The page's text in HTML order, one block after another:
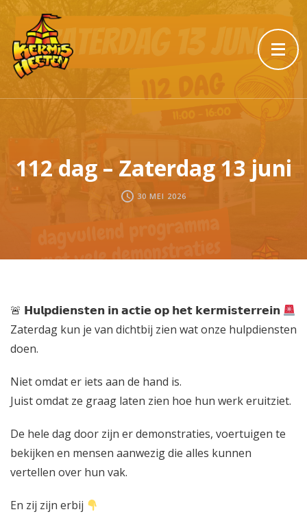
112 dag – Zaterdag 13 juni
30 MEI 2026
 𝗛𝘂𝗹𝗽𝗱𝗶𝗲𝗻𝘀𝘁𝗲𝗻 𝗶𝗻 𝗮𝗰𝘁𝗶𝗲 𝗼𝗽 𝗵𝗲𝘁 𝗸𝗲𝗿𝗺𝗶𝘀𝘁𝗲𝗿𝗿𝗲𝗶𝗻
Zaterdag kun je van dichtbij zien wat onze hulpdiensten
doen.
Niet omdat er iets aan de hand is.
Juist omdat ze graag laten zien hoe hun werk eruitziet.
De hele dag door zijn er demonstraties, voertuigen te
bekijken en mensen aanwezig die alles kunnen
vertellen over hun vak.
En zij zijn erbij